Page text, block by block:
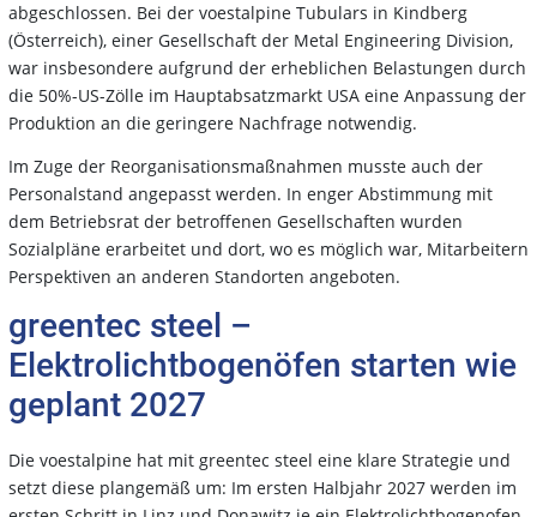
abgeschlossen. Bei der voestalpine Tubulars in Kindberg
(Österreich), einer Gesellschaft der Metal Engineering Division,
war insbesondere aufgrund der erheblichen Belastungen durch
die 50%-US-Zölle im Hauptabsatzmarkt USA eine Anpassung der
Produktion an die geringere Nachfrage notwendig.
Im Zuge der Reorganisationsmaßnahmen musste auch der
Personalstand angepasst werden. In enger Abstimmung mit
dem Betriebsrat der betroffenen Gesellschaften wurden
Sozialpläne erarbeitet und dort, wo es möglich war, Mitarbeitern
Perspektiven an anderen Standorten angeboten.
greentec steel –
Elektrolichtbogenöfen starten wie
geplant 2027
Die voestalpine hat mit greentec steel eine klare Strategie und
setzt diese plangemäß um: Im ersten Halbjahr 2027 werden im